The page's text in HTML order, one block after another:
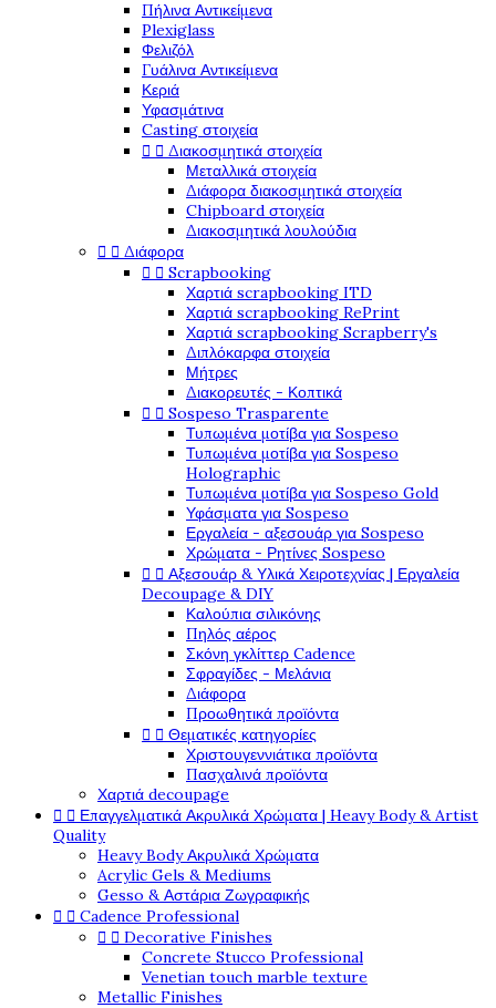
Πήλινα Αντικείμενα
Plexiglass
Φελιζόλ
Γυάλινα Αντικείμενα
Κεριά
Υφασμάτινα
Casting στοιχεία
  Διακοσμητικά στοιχεία
Μεταλλικά στοιχεία
Διάφορα διακοσμητικά στοιχεία
Chipboard στοιχεία
Διακοσμητικά λουλούδια
  Διάφορα
  Scrapbooking
Χαρτιά scrapbooking ITD
Χαρτιά scrapbooking RePrint
Χαρτιά scrapbooking Scrapberry's
Διπλόκαρφα στοιχεία
Μήτρες
Διακορευτές - Κοπτικά
  Sospeso Trasparente
Τυπωμένα μοτίβα για Sospeso
Τυπωμένα μοτίβα για Sospeso
Holographic
Τυπωμένα μοτίβα για Sospeso Gold
Υφάσματα για Sospeso
Εργαλεία - αξεσουάρ για Sospeso
Χρώματα - Ρητίνες Sospeso
  Αξεσουάρ & Υλικά Χειροτεχνίας | Εργαλεία
Decoupage & DIY
Καλούπια σιλικόνης
Πηλός αέρος
Σκόνη γκλίττερ Cadence
Σφραγίδες - Μελάνια
Διάφορα
Προωθητικά προϊόντα
  Θεματικές κατηγορίες
Χριστουγεννιάτικα προϊόντα
Πασχαλινά προϊόντα
Χαρτιά decoupage
  Επαγγελματικά Ακρυλικά Χρώματα | Heavy Body & Artist
Quality
Heavy Body Ακρυλικά Χρώματα
Acrylic Gels & Mediums
Gesso & Αστάρια Ζωγραφικής
  Cadence Professional
  Decorative Finishes
Concrete Stucco Professional
Venetian touch marble texture
Metallic Finishes